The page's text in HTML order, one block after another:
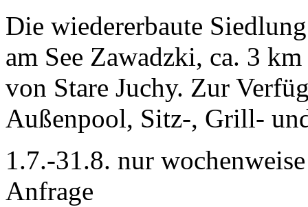
Die wiedererbaute
am See Zawadzki, ca. 3
von Stare Juchy. Zur
Außenpool, Sitz-, Grill-
1.7.-31.8. nur
Anfrage